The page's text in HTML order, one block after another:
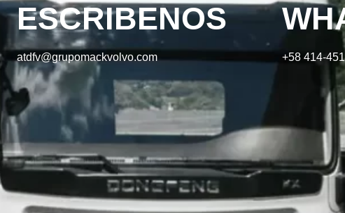
ESCRIBENOS
atdfv@grupomackvolvo.com +58 414-